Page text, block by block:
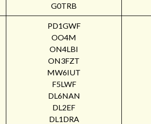
G0TRB
PD1GWF
OO4M
ON4LBI
ON3FZT
MW6IUT
F5LWF
DL6NAN
DL2EF
DL1DRA